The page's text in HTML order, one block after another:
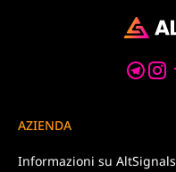
AZIENDA
Informazioni su AltSignals